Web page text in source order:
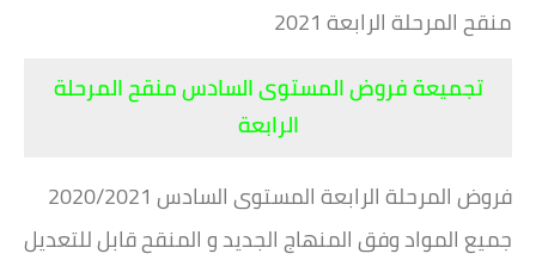
منقح المرحلة الرابعة 2021
تجميعة فروض المستوى السادس منقح المرحلة
الرابعة
فروض المرحلة الرابعة المستوى السادس 2020/2021
جميع المواد وفق المنهاج الجديد و المنقح قابل للتعديل